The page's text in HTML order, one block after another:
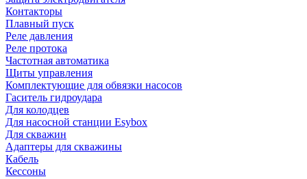
Контакторы
Плавный пуск
Реле давления
Реле протока
Частотная автоматика
Щиты управления
Комплектующие для обвязки насосов
Гаситель гидроудара
Для колодцев
Для насосной станции Esybox
Для скважин
Адаптеры для скважины
Кабель
Кессоны